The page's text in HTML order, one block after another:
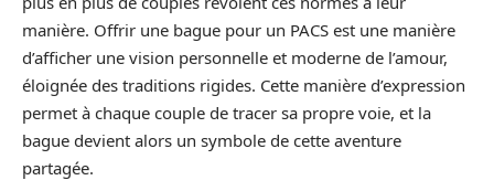
manière. Offrir une bague pour un PACS est une manière
d’afficher une vision personnelle et moderne de l’amour,
éloignée des traditions rigides. Cette manière d’expression
permet à chaque couple de tracer sa propre voie, et la
bague devient alors un symbole de cette aventure
partagée.